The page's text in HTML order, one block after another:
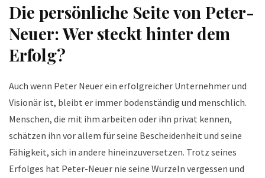
Die persönliche Seite von Peter-
Neuer: Wer steckt hinter dem
Erfolg?
Auch wenn Peter Neuer ein erfolgreicher Unternehmer und
Visionär ist, bleibt er immer bodenständig und menschlich.
Menschen, die mit ihm arbeiten oder ihn privat kennen,
schätzen ihn vor allem für seine Bescheidenheit und seine
Fähigkeit, sich in andere hineinzuversetzen. Trotz seines
Erfolges hat Peter-Neuer nie seine Wurzeln vergessen und